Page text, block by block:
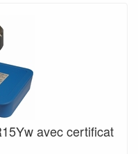
avec certificat